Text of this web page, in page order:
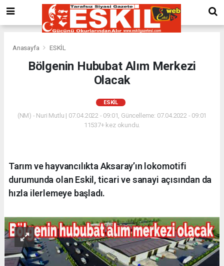
Anasayfa ESKİL
Bölgenin Hububat Alım Merkezi
Olacak
ESKİL
(NM) - Nuri Mutlu | 07.04.2022 - 09:01, Güncelleme: 07.04.2022 - 09:01
11537+ kez okundu.
Tarım ve hayvancılıkta Aksaray’ın lokomotifi
durumunda olan Eskil, ticari ve sanayi açısından da
hızla ilerlemeye başladı.